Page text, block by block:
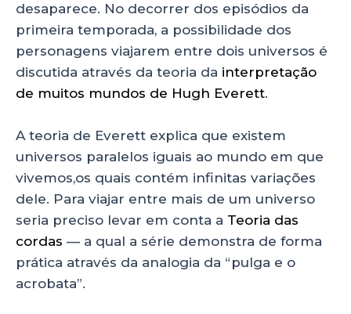
desaparece. No decorrer dos episódios da
primeira temporada, a possibilidade dos
personagens viajarem entre dois universos é
discutida através da teoria da interpretação
de muitos mundos de Hugh Everett.
A teoria de Everett explica que existem
universos paralelos iguais ao mundo em que
vivemos,os quais contém infinitas variações
dele. Para viajar entre mais de um universo
seria preciso levar em conta a Teoria das
cordas — a qual a série demonstra de forma
prática através da analogia da “pulga e o
acrobata”.